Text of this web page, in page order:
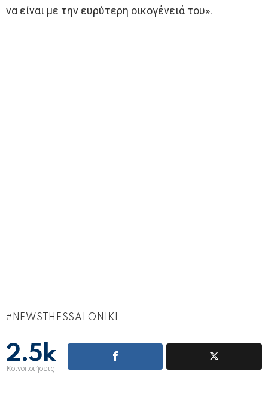
να είναι με την ευρύτερη οικογένειά του».
NEWSTHESSALONIKI
2.5k
Κοινοποιήσεις